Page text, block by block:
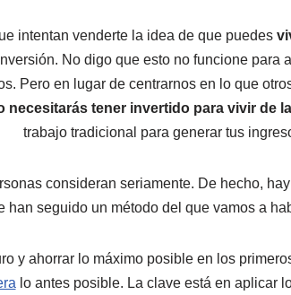
intentan venderte la idea de que puedes
No digo que esto no funcione para
Pero en lugar de centrarnos en lo que
necesitarás tener invertido para vivir de
trabajo tradicional para generar tus
consideran seriamente. De hecho,
han seguido un método del que vamos a
y ahorrar lo máximo posible en los
lo antes posible. La clave está en aplicar